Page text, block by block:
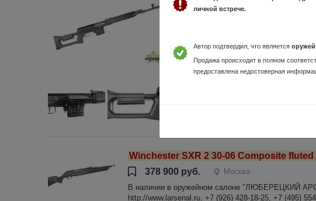
102 900 руб.
554-81-52. переходите по ссылке на
МОЖНО ЗАРЕЗЕРВИРОВАТЬ
Winchester SXR 2 30-06 Composite fluted
378 900 руб.
Москва
В наличии в оружейном салоне "ЛЮБЕРЕЦКИЙ
http://www.larsenal.ru. +7 (926) 428-18-25, +7
личной встрече.
Автор подтвердил, что является
Продажа происходит в полном
предоставлена недостоверная